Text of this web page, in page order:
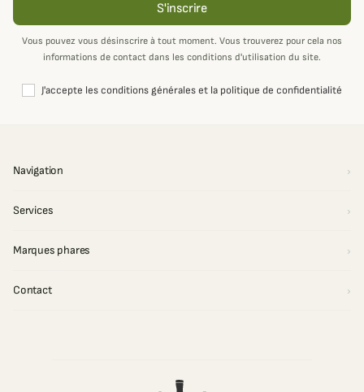
S'inscrire
Vous pouvez vous désinscrire à tout moment. Vous trouverez pour cela nos
informations de contact dans les conditions d'utilisation du site.
J'accepte les conditions générales et la politique de confidentialité
Navigation
Services
Marques phares
Contact